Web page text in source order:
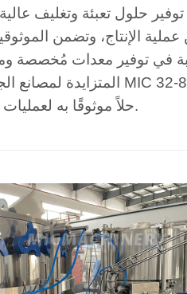
حلول تعبئة وتغليف عالية
الإنتاج، وتضمن
في توفير معدات مُخصصة
المتزايدة لمصانع الجعة حول العالم. جهازنا MIC 32-8
حلاً موثوقًا به لعمليات التعليب واسعة النطاق.